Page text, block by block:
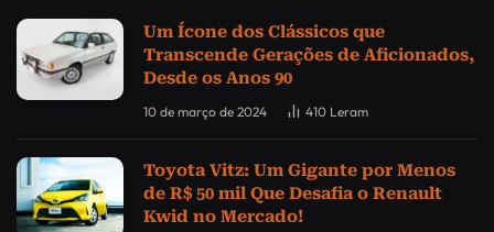
Um Ícone dos Clássicos que
Transcende Gerações de Aficionados,
Desde os Anos 90
10 de março de 2024 410 Leram
Toyota Vitz: Um Gigante por Menos
de R$ 50 mil Que Desafia o Renault
Kwid no Mercado!